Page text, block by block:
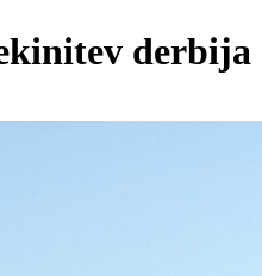
derbija